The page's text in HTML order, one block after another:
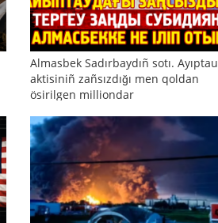
Almasbek Sadırbaydıñ sotı. Ayıptau
aktisiniñ zañsızdığı men qoldan
ösirilgen milliondar